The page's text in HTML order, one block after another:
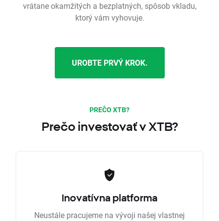
vrátane okamžitých a bezplatných, spôsob vkladu,
ktorý vám vyhovuje.
UROBTE PRVÝ KROK.
PREČO XTB?
Prečo investovať v XTB?
Inovatívna platforma
Neustále pracujeme na vývoji našej vlastnej